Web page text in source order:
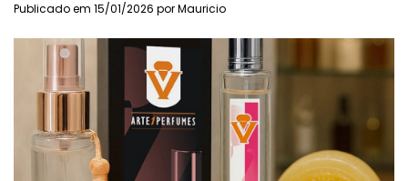
Publicado em 15/01/2026 por Mauricio